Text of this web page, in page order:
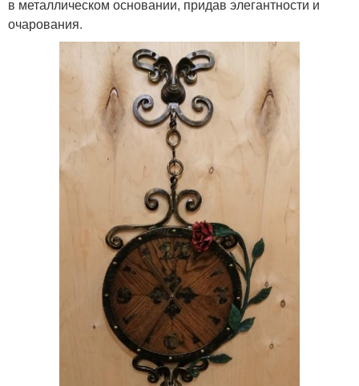
в металлическом основании, придав элегантности и
очарования.